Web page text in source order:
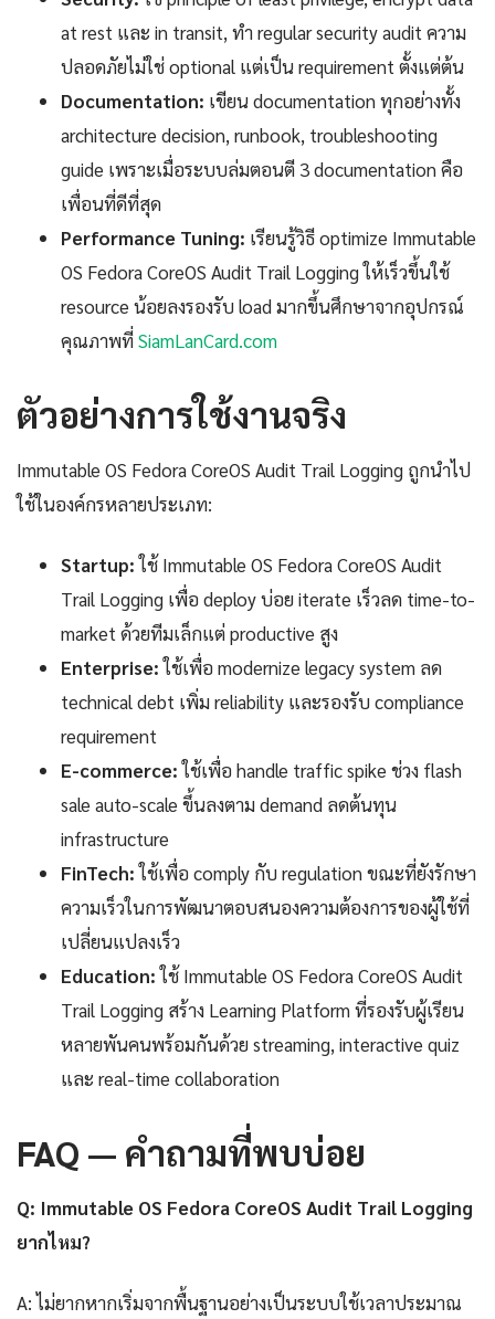
at rest และ in transit, ทำ regular security audit ความ
ปลอดภัยไม่ใช่ optional แต่เป็น requirement ตั้งแต่ต้น
Documentation: เขียน documentation ทุกอย่างทั้ง
architecture decision, runbook, troubleshooting
guide เพราะเมื่อระบบล่มตอนตี 3 documentation คือ
เพื่อนที่ดีที่สุด
Performance Tuning: เรียนรู้วิธี optimize Immutable
OS Fedora CoreOS Audit Trail Logging ให้เร็วขึ้นใช้
resource น้อยลงรองรับ load มากขึ้นศึกษาจากอุปกรณ์
คุณภาพที่SiamLanCard.com
ตัวอย่างการใช้งานจริง
Immutable OS Fedora CoreOS Audit Trail Logging ถูกนำไป
ใช้ในองค์กรหลายประเภท:
Startup:ใช้ Immutable OS Fedora CoreOS Audit
Trail Logging เพื่อ deploy บ่อย iterate เร็วลด time-to-
market ด้วยทีมเล็กแต่ productive สูง
Enterprise:ใช้เพื่อ modernize legacy system ลด
technical debt เพิ่ม reliability และรองรับ compliance
requirement
E-commerce:ใช้เพื่อ handle traffic spike ช่วง flash
sale auto-scale ขึ้นลงตาม demand ลดต้นทุน
infrastructure
FinTech:ใช้เพื่อ comply กับ regulation ขณะที่ยังรักษา
ความเร็วในการพัฒนาตอบสนองความต้องการของผู้ใช้ที่
เปลี่ยนแปลงเร็ว
Education:ใช้ Immutable OS Fedora CoreOS Audit
Trail Logging สร้าง Learning Platform ที่รองรับผู้เรียน
หลายพันคนพร้อมกันด้วย streaming, interactive quiz
และ real-time collaboration
FAQ — คำถามที่พบบ่อย
Q: Immutable OS Fedora CoreOS Audit Trail Logging
ยากไหม?
A: ไม่ยากหากเริ่มจากพื้นฐานอย่างเป็นระบบใช้เวลาประมาณ